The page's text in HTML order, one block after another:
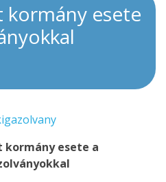
kormány esete
kormány esete a